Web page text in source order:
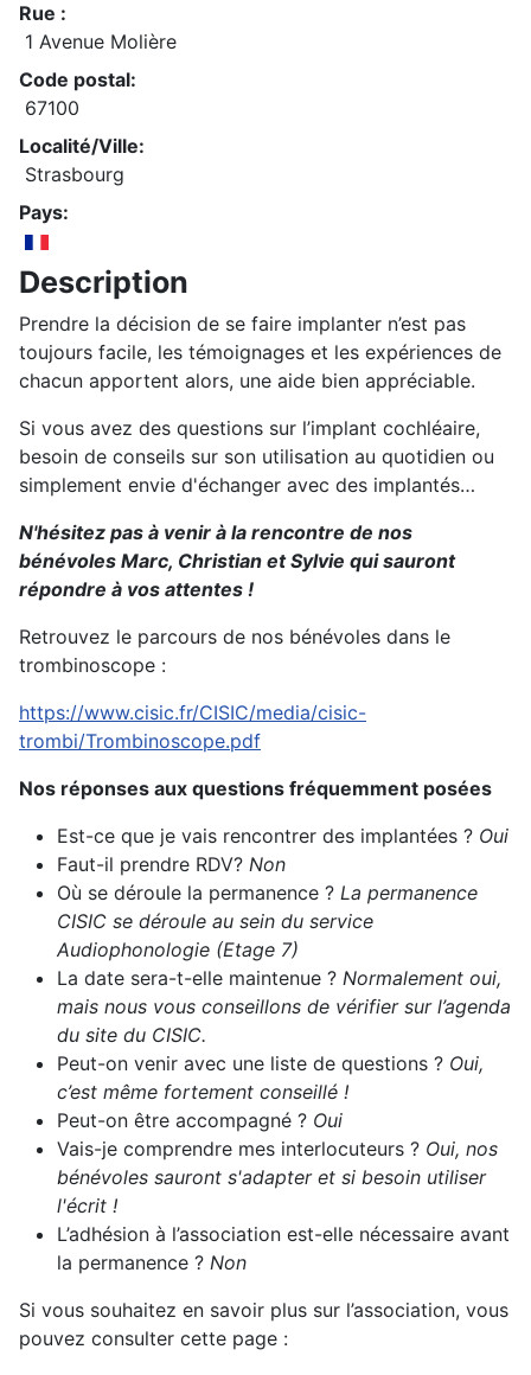
Rue :
1 Avenue Molière
Code postal:
67100
Localité/Ville:
Strasbourg
Pays:
Description
Prendre la décision de se faire implanter n’est pas
toujours facile, les témoignages et les expériences de
chacun apportent alors, une aide bien appréciable.
Si vous avez des questions sur l’implant cochléaire,
besoin de conseils sur son utilisation au quotidien ou
simplement envie d'échanger avec des implantés…
N'hésitez pas à venir à la rencontre de nos
bénévoles Marc, Christian et Sylvie qui sauront
répondre à vos attentes !
Retrouvez le parcours de nos bénévoles dans le
trombinoscope :
https://www.cisic.fr/CISIC/media/cisic-
trombi/Trombinoscope.pdf
Nos réponses aux questions fréquemment posées
Est-ce que je vais rencontrer des implantées ? Oui
Faut-il prendre RDV? Non
Où se déroule la permanence ? La permanence
CISIC se déroule au sein du service
Audiophonologie (Etage 7)
La date sera-t-elle maintenue ? Normalement oui,
mais nous vous conseillons de vérifier sur l’agenda
du site du CISIC.
Peut-on venir avec une liste de questions ? Oui,
c’est même fortement conseillé !
Peut-on être accompagné ? Oui
Vais-je comprendre mes interlocuteurs ? Oui, nos
bénévoles sauront s'adapter et si besoin utiliser
l'écrit !
L’adhésion à l’association est-elle nécessaire avant
la permanence ? Non
Si vous souhaitez en savoir plus sur l’association, vous
pouvez consulter cette page :